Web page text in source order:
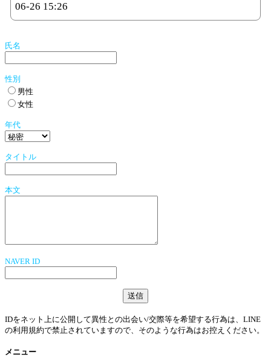
06-26 15:26
氏名
性別
男性
女性
年代
タイトル
本文
NAVER ID
IDをネット上に公開して異性との出会い/交際等を希望する行為は、LINE
の利用規約で禁止されていますので、そのような行為はお控えください。
メニュー